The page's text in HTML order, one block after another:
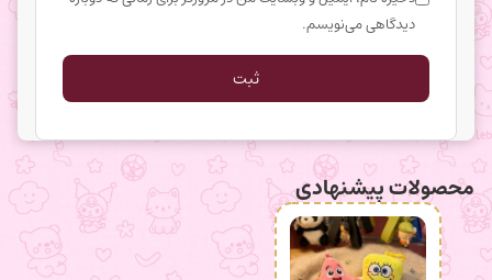
دیدگاهی می‌نویسم.
محصولات پیشنهادی